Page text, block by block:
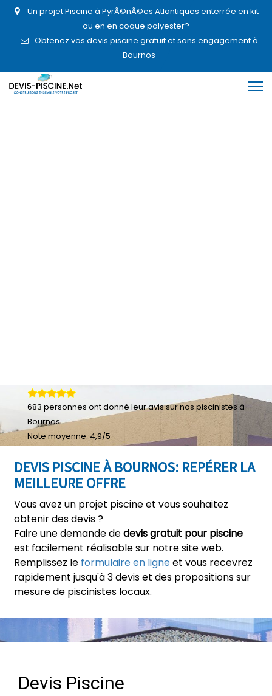
Un projet Piscine à PyrÃ©nÃ©es Atlantiques enterrée en kit
ou en en coque polyester?
Obtenez vos devis piscine gratuit et sans engagement à
Bournos
DEVIS PISCINE À BOURNOS: REPÉRER LA
MEILLEURE OFFRE
Vous avez un projet piscine et vous souhaitez
obtenir des devis ?
Faire une demande dedevis gratuit pour piscine
est facilement réalisable sur notre site web.
Remplissez le formulaire en ligneet vous recevrez
rapidement jusqu'à 3 devis et des propositions sur
mesure de piscinistes locaux.
683 personnes ont donné leuravis sur nos piscinistes à
Bournos
Note moyenne: 4,9/5
Devis Piscine